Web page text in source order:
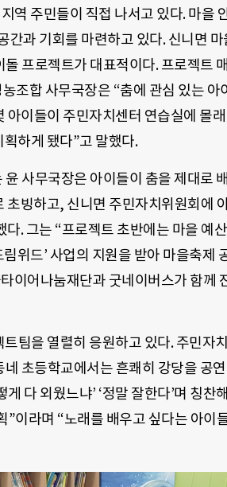
역 주민들이 직접 나서고 있다. 마을
간과 기회를 마련하고 있다. 신니면 마
돌 프로젝트가 대표적이다. 프로젝트
조합 사무국장은 “춤에 관심 있는 아
이들이 주민자치센터 연습실에 몰
하게 됐다”고 말했다.
사무국장은 아이들이 춤을 제대로
초빙하고, 신니면 주민자치위원회에
. 그는 “프로젝트 초반에는 마을 예
위드’ 사업의 지원을 받아 마을축제
이어나눔재단과 굿네이버스가 함께
팀을 열렬히 응원하고 있다. 주민자
초등학교에서는 흔쾌히 강당을 공
다 외웠느냐’ ‘정말 잘한다’며 칭찬
이라며 “노래를 배우고 싶다는 아이